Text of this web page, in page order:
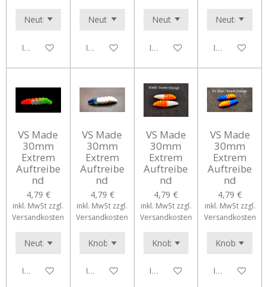
In den WarenkorbIn den WarenkorbIn den WarenkorbIn den
VS Made
30mm
Extrem
Auftreibe
nd
4,79 €
inkl. MwSt zzgl.
Versandkosten
In den Warenkorb
VS Made
30mm
Extrem
Auftreibe
nd
4,79 €
inkl. MwSt zzgl.
Versandkosten
In den Warenkorb
VS Made
30mm
Extrem
Auftreibe
nd
4,79 €
inkl. MwSt zzgl.
Versandkosten
In den Warenkorb
VS Made
30mm
Extrem
Auftreibe
nd
4,79 €
inkl. MwSt zzgl.
Versandkosten
In den